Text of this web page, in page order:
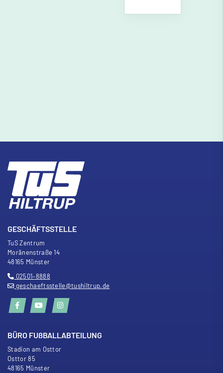
GESCHÄFTSSTELLE
TuS Zentrum
Moränenstraße 14
48165 Münster
02501–8888
geschaeftsstelle@tushiltrup.de
BÜRO FUßBALLABTEILUNG
Stadion am Osttor
Osttor 85
48165 Münster